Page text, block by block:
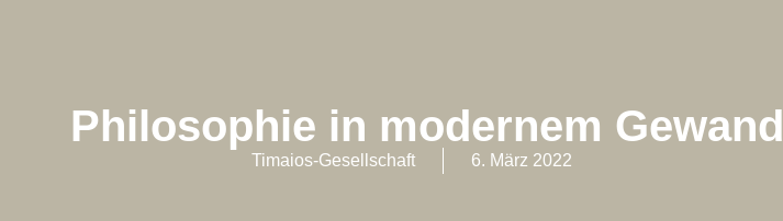
Philosophie in modernem Gewand
Timaios-Gesellschaft 6. März 2022